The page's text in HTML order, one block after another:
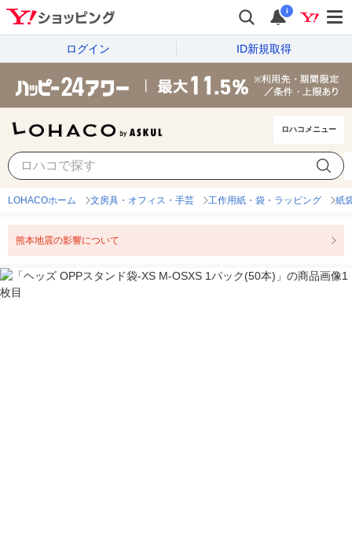
i
ログイン ID新規取得
ロハコメニュー
LOHACOホーム 文房具・オフィス・手芸 工作用紙・袋・ラッピング 紙
熊本地震の影響について